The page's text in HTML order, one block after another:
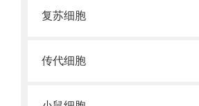
复苏细胞
传代细胞